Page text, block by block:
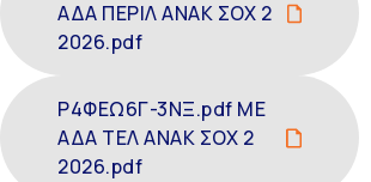
ΑΔΑ ΠΕΡΙΛ ΑΝΑΚ ΣΟΧ 2
2026.pdf
Ρ4ΦΕΩ6Γ-3ΝΞ.pdf ΜΕ
ΑΔΑ ΤΕΛ ΑΝΑΚ ΣΟΧ 2
2026.pdf